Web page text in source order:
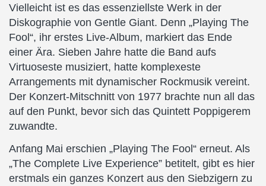
Vielleicht ist es das essenziellste Werk in der
Diskographie von Gentle Giant. Denn „Playing The
Fool“, ihr erstes Live-Album, markiert das Ende
einer Ära. Sieben Jahre hatte die Band aufs
Virtuoseste musiziert, hatte komplexeste
Arrangements mit dynamischer Rockmusik vereint.
Der Konzert-Mitschnitt von 1977 brachte nun all das
auf den Punkt, bevor sich das Quintett Poppigerem
zuwandte.
Anfang Mai erschien „Playing The Fool“ erneut. Als
„The Complete Live Experience” betitelt, gibt es hier
erstmals ein ganzes Konzert aus den Siebzigern zu